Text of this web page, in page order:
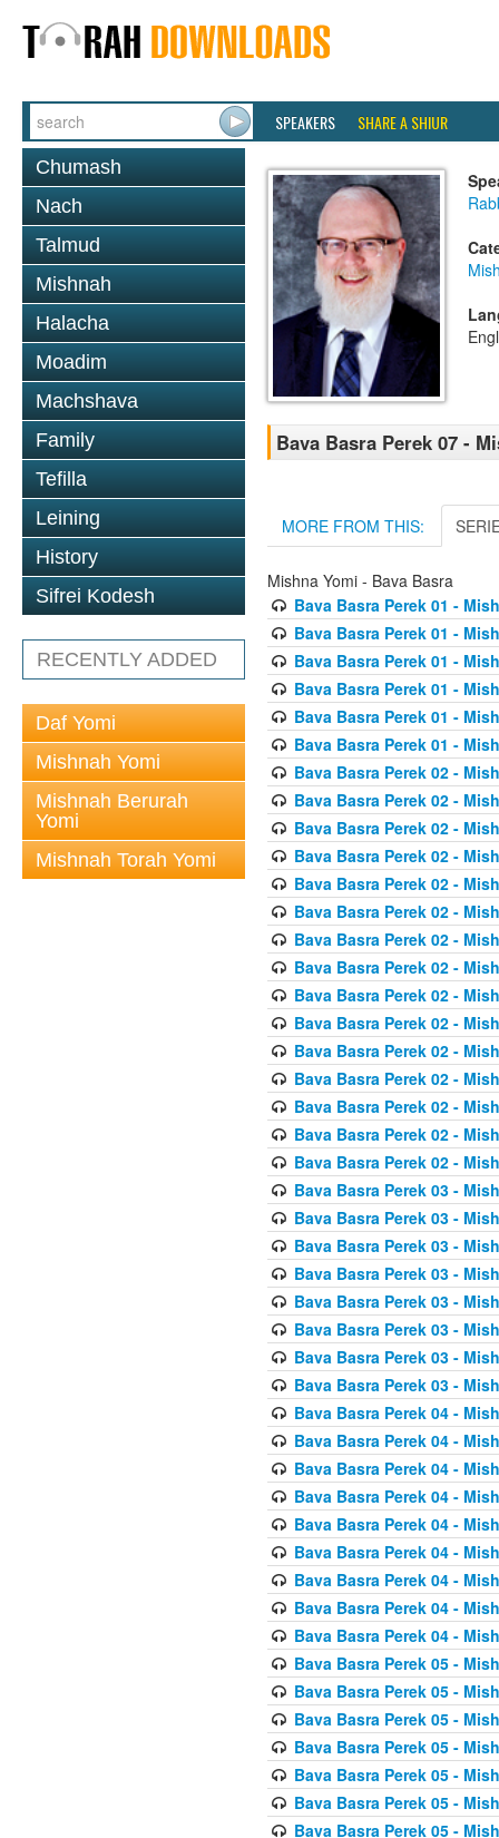
SPEAKERS SHARE A SHIUR
Chumash
Nach
Talmud
Mishnah
Halacha
Moadim
Machshava
Family
Tefilla
Leining
History
Sifrei Kodesh
RECENTLY ADDED
Daf Yomi
Mishnah Yomi
Mishnah Berurah
Yomi
Mishnah Torah Yomi
Bava Basra Perek 07 -
MORE FROM THIS:
Mishna Yomi - Bava Basra
Bava Basra Perek 01 -
Bava Basra Perek 01 -
Bava Basra Perek 01 -
Bava Basra Perek 01 -
Bava Basra Perek 01 -
Bava Basra Perek 01 -
Bava Basra Perek 02 -
Bava Basra Perek 02 -
Bava Basra Perek 02 -
Bava Basra Perek 02 -
Bava Basra Perek 02 -
Bava Basra Perek 02 -
Bava Basra Perek 02 -
Bava Basra Perek 02 -
Bava Basra Perek 02 -
Bava Basra Perek 02 -
Bava Basra Perek 02 -
Bava Basra Perek 02 -
Bava Basra Perek 02 -
Bava Basra Perek 02 -
Bava Basra Perek 02 -
Bava Basra Perek 03 -
Bava Basra Perek 03 -
Bava Basra Perek 03 -
Bava Basra Perek 03 -
Bava Basra Perek 03 -
Bava Basra Perek 03 -
Bava Basra Perek 03 -
Bava Basra Perek 03 -
Bava Basra Perek 04 -
Bava Basra Perek 04 -
Bava Basra Perek 04 -
Bava Basra Perek 04 -
Bava Basra Perek 04 -
Bava Basra Perek 04 -
Bava Basra Perek 04 -
Bava Basra Perek 04 -
Bava Basra Perek 04 -
Bava Basra Perek 05 -
Bava Basra Perek 05 -
Bava Basra Perek 05 -
Bava Basra Perek 05 -
Bava Basra Perek 05 -
Bava Basra Perek 05 -
Bava Basra Perek 05 -